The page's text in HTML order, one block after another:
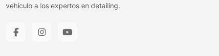
vehículo a los expertos en detailing.